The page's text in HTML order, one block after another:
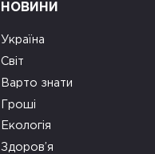
НОВИНИ
Україна
Світ
Варто знати
Гроші
Екологія
Здоров’я